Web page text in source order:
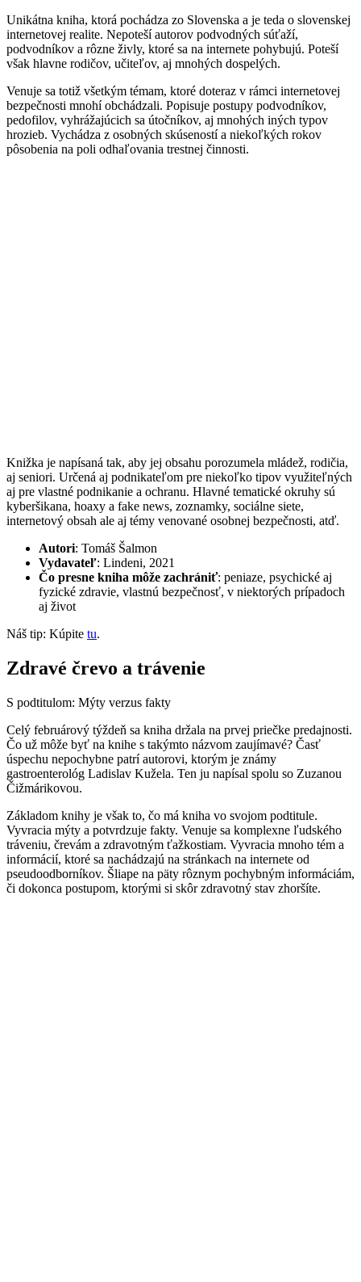
Unikátna kniha, ktorá pochádza zo Slovenska a je teda o slovenskej
internetovej realite. Nepoteší autorov podvodných súťaží,
podvodníkov a rôzne živly, ktoré sa na internete pohybujú. Poteší
však hlavne rodičov, učiteľov, aj mnohých dospelých.
Venuje sa totiž všetkým témam, ktoré doteraz v rámci internetovej
bezpečnosti mnohí obchádzali. Popisuje postupy podvodníkov,
pedofilov, vyhrážajúcich sa útočníkov, aj mnohých iných typov
hrozieb. Vychádza z osobných skúseností a niekoľkých rokov
pôsobenia na poli odhaľovania trestnej činnosti.
Knižka je napísaná tak, aby jej obsahu porozumela mládež, rodičia,
aj seniori. Určená aj podnikateľom pre niekoľko tipov využiteľných
aj pre vlastné podnikanie a ochranu. Hlavné tematické okruhy sú
kyberšikana, hoaxy a fake news, zoznamky, sociálne siete,
internetový obsah ale aj témy venované osobnej bezpečnosti, atď.
Autori: Tomáš Šalmon
Vydavateľ: Lindeni, 2021
Čo presne kniha môže zachrániť: peniaze, psychické aj
fyzické zdravie, vlastnú bezpečnosť, v niektorých prípadoch
aj život
Náš tip: Kúpite tu.
Zdravé črevo a trávenie
S podtitulom: Mýty verzus fakty
Celý februárový týždeň sa kniha držala na prvej priečke predajnosti.
Čo už môže byť na knihe s takýmto názvom zaujímavé? Časť
úspechu nepochybne patrí autorovi, ktorým je známy
gastroenterológ Ladislav Kužela. Ten ju napísal spolu so Zuzanou
Čižmárikovou.
Základom knihy je však to, čo má kniha vo svojom podtitule.
Vyvracia mýty a potvrdzuje fakty. Venuje sa komplexne ľudského
tráveniu, črevám a zdravotným ťažkostiam. Vyvracia mnoho tém a
informácií, ktoré sa nachádzajú na stránkach na internete od
pseudoodborníkov. Šliape na päty rôznym pochybným informáciám,
či dokonca postupom, ktorými si skôr zdravotný stav zhoršíte.